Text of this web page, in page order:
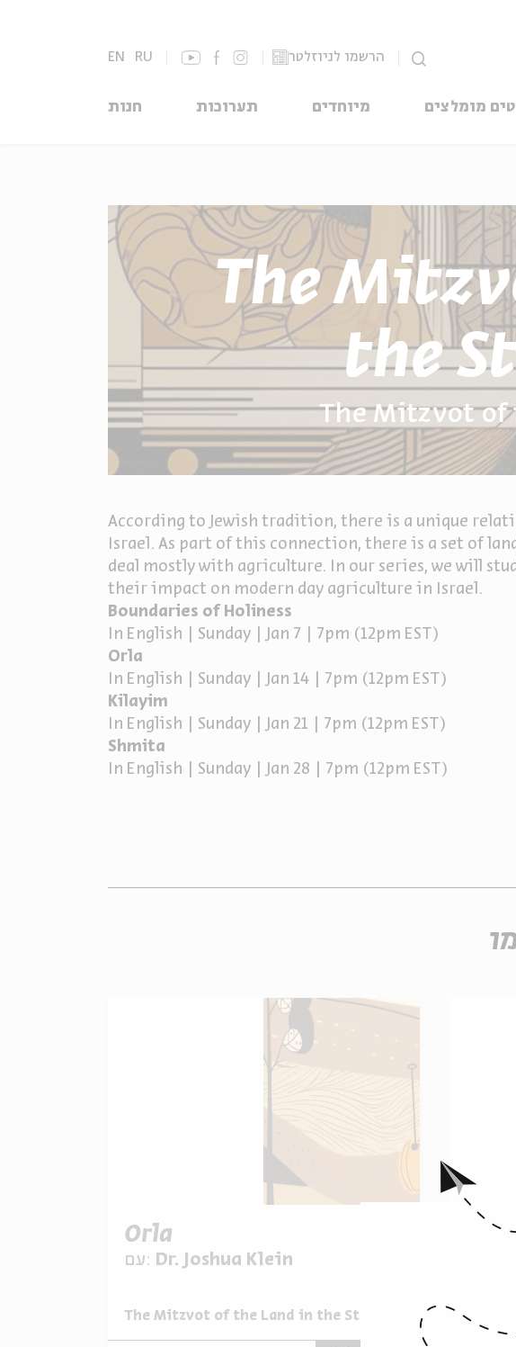
הרשמו לניוזלטר EN RU
מומלצים מיוחדים תערוכות חנות
The
the
The Mitzvot of
According to Jewish tradition, there is a unique
Israel. As part of this connection, there is a set of
deal mostly with agriculture. In our series, we will
their impact on modern day agriculture in Israel.
Boundaries of Holiness
In English | Sunday | Jan 7 | 7pm (12pm EST)
Orla
In English | Sunday | Jan 14 | 7pm (12pm EST)
Kilayim
In English | Sunday | Jan 21 | 7pm (12pm EST)
Shmita
In English | Sunday | Jan 28 | 7pm (12pm EST)
The
Orla
עם: Dr. Joshua Klein
מתוך:
The Mitzvot of the Land in the State of Israel